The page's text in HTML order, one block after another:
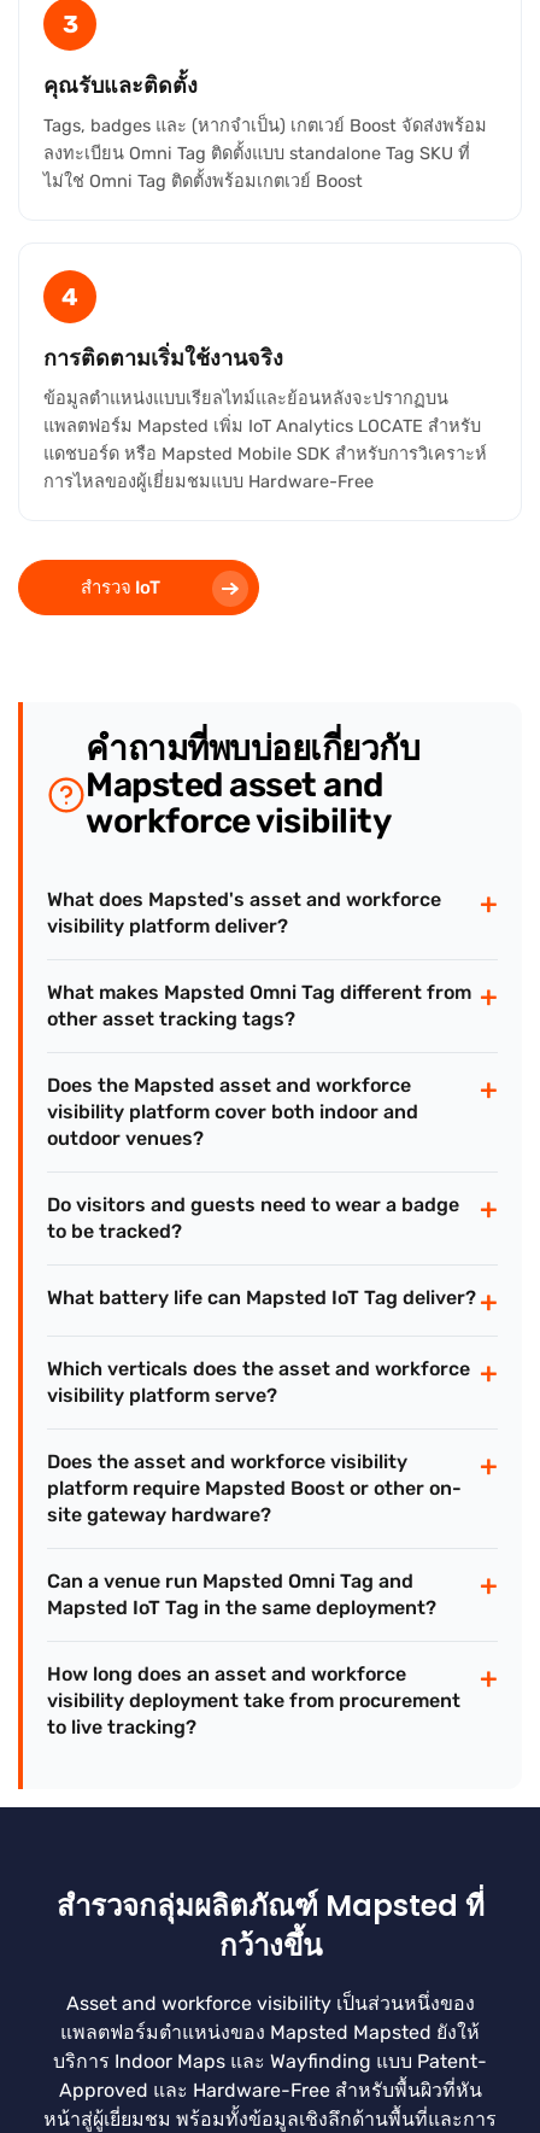
3
คุณรับและติดตั้ง
Tags, badges และ (หากจำเป็น) เกตเวย์ Boost จัดส่งพร้อม
ลงทะเบียน Omni Tag ติดตั้งแบบ standalone Tag SKU ที่
ไม่ใช่ Omni Tag ติดตั้งพร้อมเกตเวย์ Boost
4
การติดตามเริ่มใช้งานจริง
ข้อมูลตำแหน่งแบบเรียลไทม์และย้อนหลังจะปรากฏบน
แพลตฟอร์ม Mapsted เพิ่ม IoT Analytics LOCATE สำหรับ
แดชบอร์ด หรือ Mapsted Mobile SDK สำหรับการวิเคราะห์
การไหลของผู้เยี่ยมชมแบบ Hardware-Free
สำรวจ IoT
คำถามที่พบบ่อยเกี่ยวกับ
Mapsted asset and
workforce visibility
What does Mapsted's asset and workforce
visibility platform deliver?
+
What makes Mapsted Omni Tag different from
other asset tracking tags?
+
Does the Mapsted asset and workforce
visibility platform cover both indoor and
outdoor venues?
+
Do visitors and guests need to wear a badge
to be tracked?
+
What battery life can Mapsted IoT Tag deliver? +
Which verticals does the asset and workforce
visibility platform serve?
+
Does the asset and workforce visibility
platform require Mapsted Boost or other on-
site gateway hardware?
+
Can a venue run Mapsted Omni Tag and
Mapsted IoT Tag in the same deployment?
+
How long does an asset and workforce
visibility deployment take from procurement
to live tracking?
+
สำรวจกลุ่มผลิตภัณฑ์ Mapsted ที่
กว้างขึ้น
Asset and workforce visibility เป็นส่วนหนึ่งของ
แพลตฟอร์มตำแหน่งของ Mapsted Mapsted ยังให้
บริการ Indoor Maps และ Wayfinding แบบ Patent-
Approved และ Hardware-Free สำหรับพื้นผิวที่หัน
หน้าสู่ผู้เยี่ยมชม พร้อมทั้งข้อมูลเชิงลึกด้านพื้นที่และการ